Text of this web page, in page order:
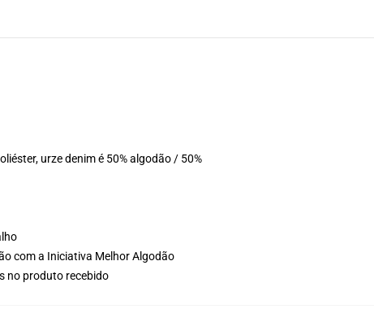
urze denim é 50% algodão / 50%
com a Iniciativa Melhor Algodão
no produto recebido